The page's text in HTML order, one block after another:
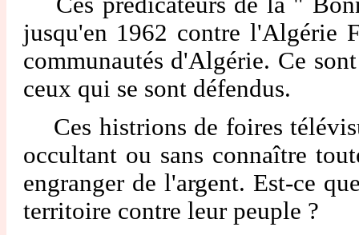
jusqu'en 1962 contre l'Algérie
communautés d'Algérie. Ce
ceux qui se sont défendus.
Ces histrions de foires
occultant ou sans connaître
engranger de l'argent. Est-ce
territoire contre leur peuple ?